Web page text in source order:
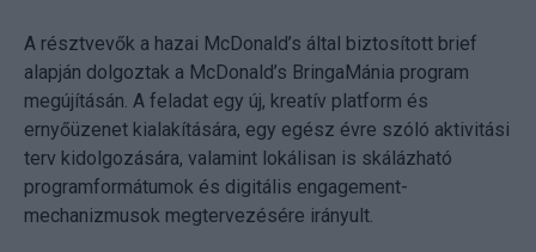
A résztvevők a hazai McDonald’s által biztosított brief
alapján dolgoztak a McDonald’s BringaMánia program
megújításán. A feladat egy új, kreatív platform és
ernyőüzenet kialakítására, egy egész évre szóló aktivitási
terv kidolgozására, valamint lokálisan is skálázható
programformátumok és digitális engagement-
mechanizmusok megtervezésére irányult.